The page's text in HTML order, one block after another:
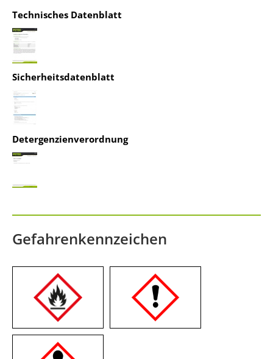
Technisches Datenblatt
Sicherheitsdatenblatt
Detergenzienverordnung
Gefahrenkennzeichen